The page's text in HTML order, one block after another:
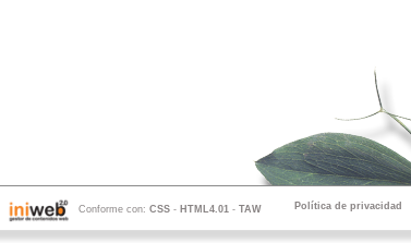
Conforme con: CSS- HTML4.01- TAW Política de privacidad